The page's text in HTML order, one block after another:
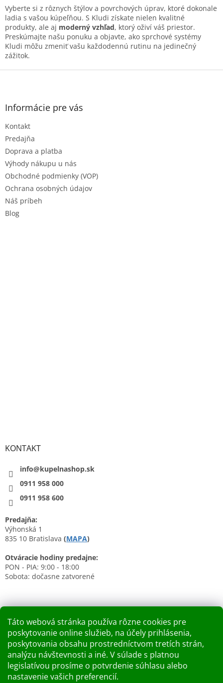
Táto webová stránka používa rôzne cookies pre
poskytovanie online služieb, na účely prihlásenia,
poskytovania obsahu prostredníctvom tretích strán,
analýzu návštevnosti a iné. V súlade s platnou
legislatívou prosíme o potvrdenie súhlasu alebo
nastavenie vašich preferencií.
p
i
s
u
Vyberte si z rôznych štýlov a povrchových úprav, ktoré dokonale
ladia s vašou kúpeľňou. S Kludi získate nielen kvalitné
produkty, ale aj moderný vzhľad, ktorý oživí váš priestor.
Preskúmajte našu ponuku a objavte, ako sprchové systémy
Kludi môžu zmeniť vašu každodennú rutinu na jedinečný
zážitok.
Z
Informácie pre vás
Kontakt
Predajňa
Doprava a platba
Výhody nákupu u nás
Obchodné podmienky (VOP)
Ochrana osobných údajov
Náš príbeh
Blog
KONTAKT
info@kupelnashop.sk
0911 958 000
0911 958 600
Predajňa:
Výhonská 1
835 10 Bratislava (MAPA)
Otváracie hodiny predajne:
PON - PIA: 9:00 - 18:00
Sobota: dočasne zatvorené
Nákupný košík
0KS / 0 €